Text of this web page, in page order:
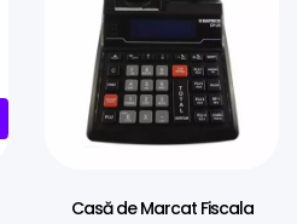
Casă de Marcat Fiscala